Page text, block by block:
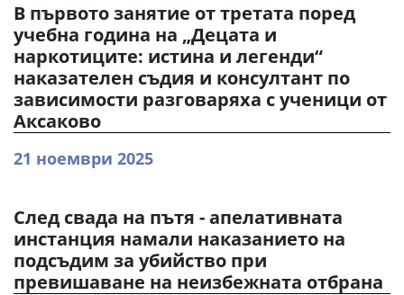
В първото занятие от третата поред
учебна година на „Децата и
наркотиците: истина и легенди“
наказателен съдия и консултант по
зависимости разговаряха с ученици от
Аксаково
21 ноември 2025
След свада на пътя - апелативната
инстанция намали наказанието на
подсъдим за убийство при
превишаване на неизбежната отбрана